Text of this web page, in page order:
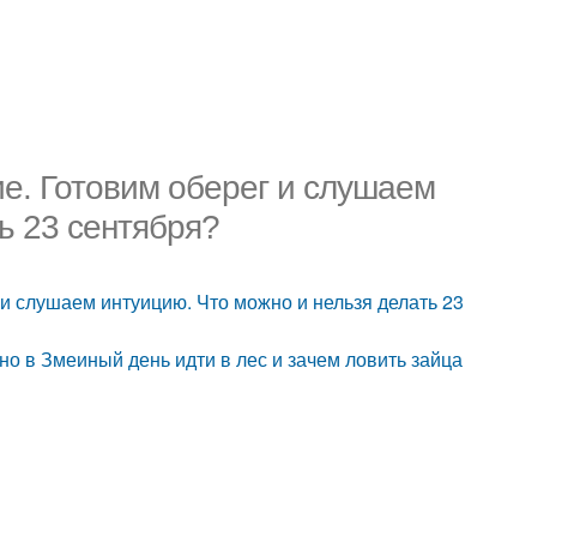
Готовим оберег и слушаем
23 сентября?
слушаем интуицию. Что можно и нельзя делать 23
в Змеиный день идти в лес и зачем ловить зайца